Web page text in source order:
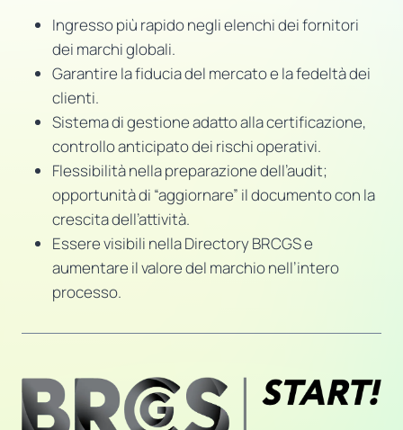
Ingresso più rapido negli elenchi dei fornitori
dei marchi globali.
Garantire la fiducia del mercato e la fedeltà dei
clienti.
Sistema di gestione adatto alla certificazione,
controllo anticipato dei rischi operativi.
Flessibilità nella preparazione dell’audit;
opportunità di “aggiornare” il documento con la
crescita dell’attività.
Essere visibili nella Directory BRCGS e
aumentare il valore del marchio nell’intero
processo.